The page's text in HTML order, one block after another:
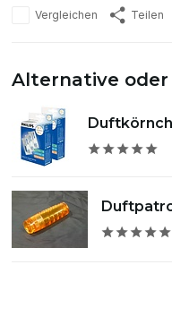
Vergleichen Teilen
Alternative